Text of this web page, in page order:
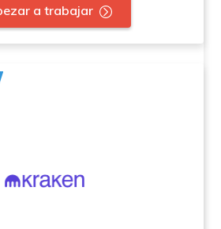
a trabajar